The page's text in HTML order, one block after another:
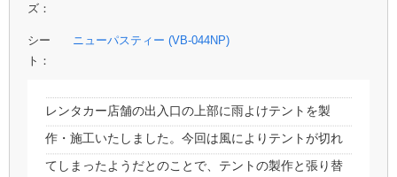
ズ：
シー
ト：
ニューパスティー (VB-044NP)
レンタカー店舗の出入口の上部に雨よけテントを製
作・施工いたしました。今回は風によりテントが切れ
てしまったようだとのことで、テントの製作と張り替